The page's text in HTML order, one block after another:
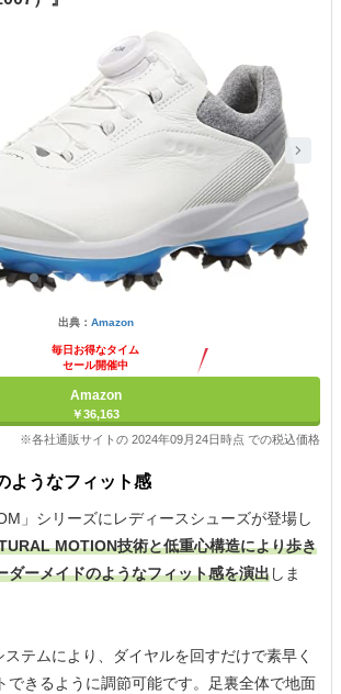
出典： Amazon
毎日お得なタイム
セール開催中
Amazon
￥36,163
※各社通販サイトの 2024年09月24日時点 での税込価格
ようなフィット感
」シリーズにレディースシューズが登場し
MOTION技術と低重心構造により歩き
ダーメイドのようなフィット感を演出しま
テムにより、ダイヤルを回すだけで素早く
できるように調節可能です。足裏全体で地面